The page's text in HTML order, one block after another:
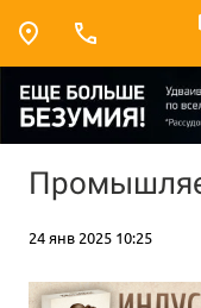
24 янв 2025 10:25